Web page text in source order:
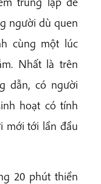
người dù quen
cùng một lúc
Nhất là trên
dẫn, có người
hoạt có tính
mới tới lần đầu
20 phút thiền